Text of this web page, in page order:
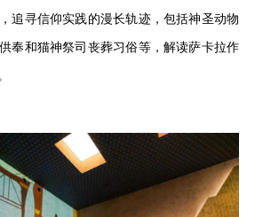
追寻信仰实践的漫长轨迹，包括神圣动物
奉和猫神祭司丧葬习俗等，解读萨卡拉作